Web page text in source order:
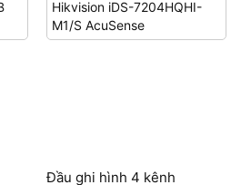
Đầu ghi hình 4 kênh